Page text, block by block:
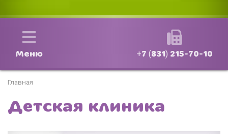
Меню +7 (831) 215-70-10
Главная
Детская клиника